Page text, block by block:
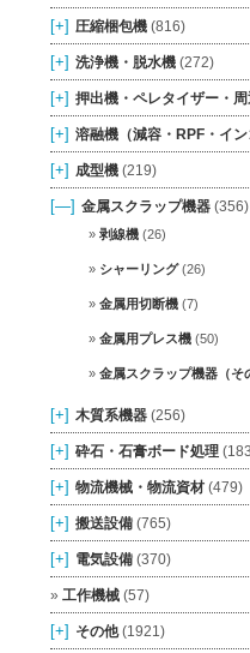
[+] 圧縮梱包機 (816)
[+] 洗浄機・脱水機 (272)
[+] 押出機・ペレタイザー・
[+] 溶融機（減容・RPF・イン
[+] 成型機 (219)
[—] 金属スクラップ機器 (356)
剥線機 (26)
シャーリング(26)
金属用切断機 (7)
金属用プレス機 (50)
金属スクラップ機器（そ
[+] 木質系機器 (256)
[+] 砕石・石膏ボード処理
[+] 物流機械・物流資材 (479)
[+] 搬送設備 (765)
[+] 電気設備 (370)
工作機械 (57)
[+] その他(1921)